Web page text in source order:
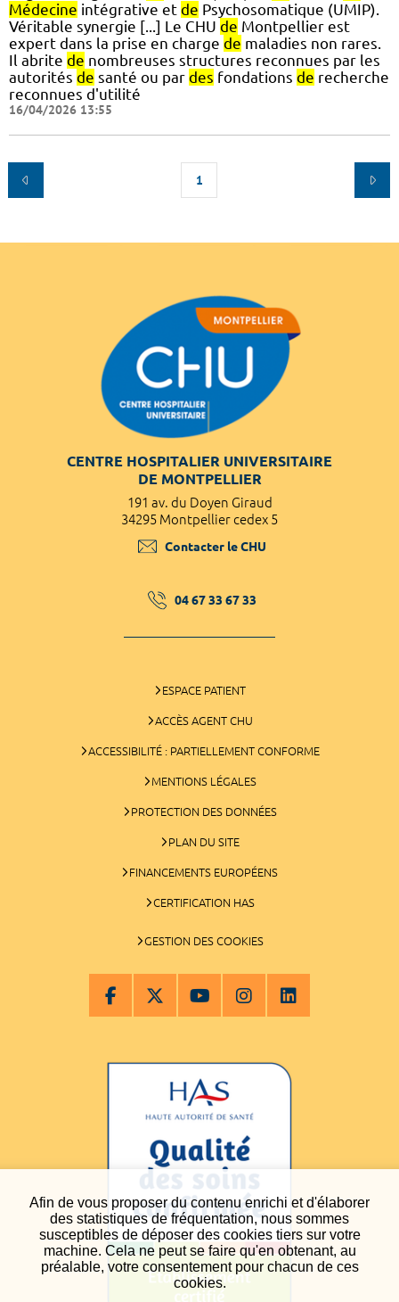
Afin de vous proposer du contenu enrichi et d'élaborer
des statistiques de fréquentation, nous sommes
susceptibles de déposer des cookies tiers sur votre
machine. Cela ne peut se faire qu'en obtenant, au
préalable, votre consentement pour chacun de ces
cookies.
Médecine intégrative et de Psychosomatique (UMIP).
Véritable synergie [...] Le CHU de Montpellier est
expert dans la prise en charge de maladies non rares.
Il abrite de nombreuses structures reconnues par les
autorités de santé ou par des fondations de recherche
reconnues d'utilité
16/04/2026 13:55
1
CENTRE HOSPITALIER UNIVERSITAIRE
DE MONTPELLIER
191 av. du Doyen Giraud
34295 Montpellier cedex 5
Contacter le CHU
04 67 33 67 33
ESPACE PATIENT
ACCÈS AGENT CHU
ACCESSIBILITÉ : PARTIELLEMENT CONFORME
MENTIONS LÉGALES
PROTECTION DES DONNÉES
PLAN DU SITE
FINANCEMENTS EUROPÉENS
CERTIFICATION HAS
GESTION DES COOKIES